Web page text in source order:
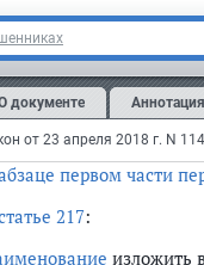
документе Аннотация
вУголовный кодекс
2003, N 50, ст.
216:
слово
первом части
217:
изложить